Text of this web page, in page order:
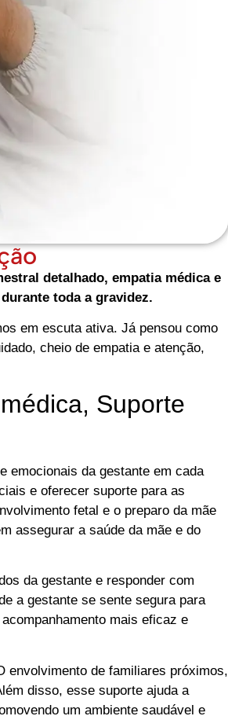
detalhado, empatia médica e
toda a gravidez.
em escuta ativa. Já pensou como
cheio de empatia e atenção,
Suporte
emocionais da gestante em cada
e oferecer suporte para as
fetal e o preparo da mãe
assegurar a saúde da mãe e do
da gestante e responder com
a gestante se sente segura para
mais eficaz e
envolvimento de familiares próximos,
disso, esse suporte ajuda a
um ambiente saudável e